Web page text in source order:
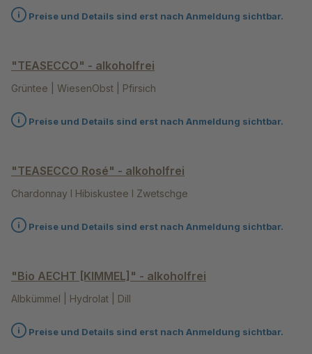
Preise und Details sind erst nach Anmeldung sichtbar.
"TEASECCO" - alkoholfrei
Grüntee | WiesenObst | Pfirsich
Preise und Details sind erst nach Anmeldung sichtbar.
"TEASECCO Rosé" - alkoholfrei
Chardonnay I Hibiskustee I Zwetschge
Preise und Details sind erst nach Anmeldung sichtbar.
"Bio AECHT [KIMMEL]" - alkoholfrei
Albkümmel | Hydrolat | Dill
Preise und Details sind erst nach Anmeldung sichtbar.